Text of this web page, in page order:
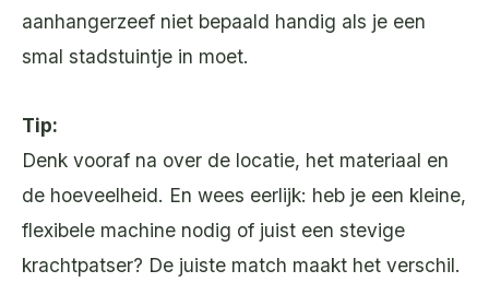
aanhangerzeef niet bepaald handig als je een
smal stadstuintje in moet.
Tip:
Denk vooraf na over de locatie, het materiaal en
de hoeveelheid. En wees eerlijk: heb je een kleine,
flexibele machine nodig of juist een stevige
krachtpatser? De juiste match maakt het verschil.